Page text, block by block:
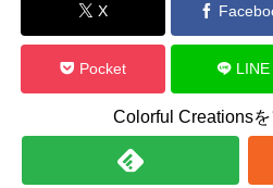
X
Pocket LINE
Colorful Creations